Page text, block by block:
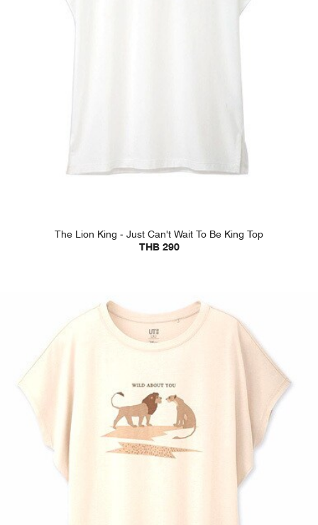
The Lion King - Just Can't Wait To Be King Top
THB 290